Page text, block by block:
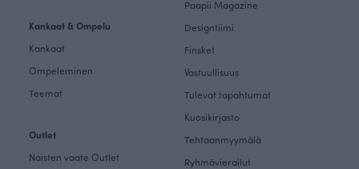
Kankaat & Ompelu
Kankaat
Ompeleminen
Teemat
Outlet
Naisten vaate Outlet
Paapii Magazine
Designtiimi
Finsket
Vastuullisuus
Tulevat tapahtumat
Kuosikirjasto
Tehtaanmyymälä
Ryhmävierailut